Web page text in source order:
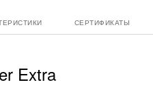
СЕРТИФИКАТЫ
Extra